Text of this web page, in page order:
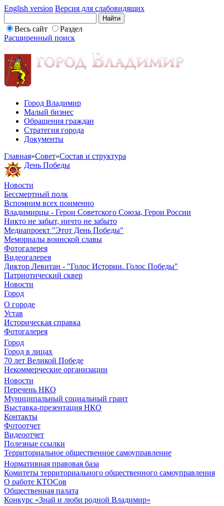
English version Версия для слабовидящих
Весь сайт
Раздел
Расширенный поиск
Город Владимир
Малый бизнес
Обращения граждан
Стратегия города
Документы
Главная»Совет»Состав и структура
День Победы
Новости
Бессмертный полк
Вспомним всех поименно
Владимирцы - Герои Советского Союза, Герои России
Никто не забыт, ничто не забыто
Медиапроект "Этот День Победы"
Мемориалы воинской славы
Фотогалерея
Видеогалерея
Диктор Левитан - "Голос Истории. Голос Победы"
Патриотический сквер
Новости
Город
О городе
Устав
Историческая справка
Фотогалерея
Город
Город в лицах
70 лет Великой Победе
Некоммерческие организации
Новости
Перечень НКО
Муниципальный социальный грант
Выставка-презентация НКО
Контакты
Фотоотчет
Видеоотчет
Полезные ссылки
Территориальное общественное самоуправление
Нормативная правовая база
Комитеты территориального общественного самоуправления
О работе КТОСов
Общественная палата
Конкурс «Знай и люби родной Владимир»